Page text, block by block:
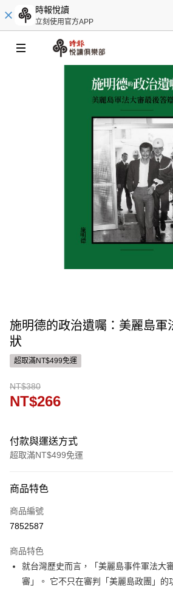
時報悅讀
立刻使用官方APP
施明德的政治遺囑：美麗島軍
狀
超取滿NT$499免運
NT$380
NT$266
付款與運送方式
超取滿NT$499免運
信用卡一次付款
ATM付款
運送方式
付款後全家取貨
每筆NT$60，滿NT$499(含以上)免運費
商品特色
商品編號
7852587
商品特色
就台灣歷史而言，「美麗島事件軍法大
審」。 它不只在審判「美麗島政團」的